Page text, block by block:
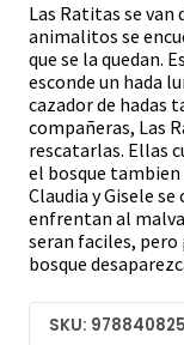
Las Ratitas se van
animalitos se
que se la quedan.
esconde un hada
cazador de hadas
compañeras, Las
rescatarlas. Ellas
el bosque tambien
Claudia y Gisele
enfrentan al
seran faciles, pero
bosque
SKU: